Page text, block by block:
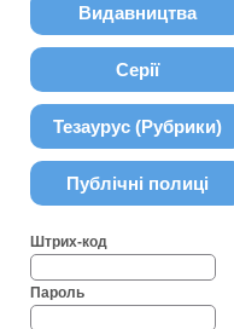
Видавництва
Серії
Тезаурус (Рубрики)
Публічні полиці
Штрих-код
Пароль